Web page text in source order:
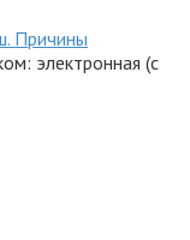
Причины
электронная (с